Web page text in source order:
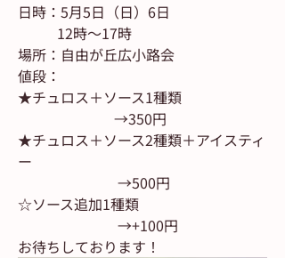
日時：5月5日（日）6日
           12時〜17時
場所：自由が丘広小路会
値段：
★チュロス＋ソース1種類
                           →350円
★チュロス＋ソース2種類＋アイスティ
ー
                            →500円
☆ソース追加1種類
                            →+100円
お待ちしております！